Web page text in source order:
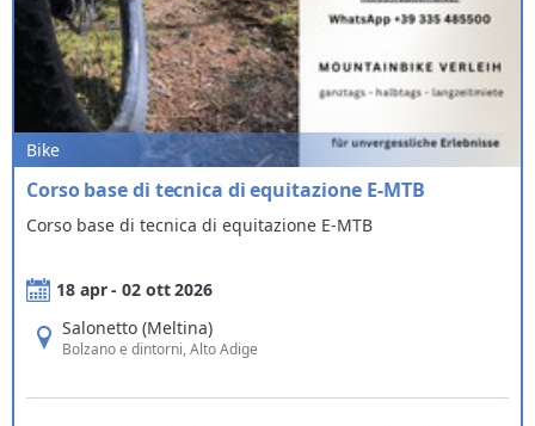
Bike
Corso base di tecnica di equitazione E-MTB
Corso base di tecnica di equitazione E-MTB
18 apr - 02 ott 2026
Salonetto (Meltina)
Bolzano e dintorni, Alto Adige